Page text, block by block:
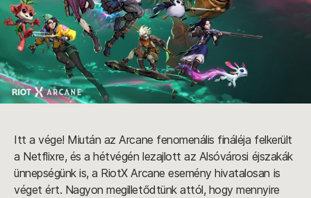
Itt a vége! Miután az Arcane fenomenális fináléja felkerült
a Netflixre, és a hétvégén lezajlott az Alsóvárosi éjszakák
ünnepségünk is, a RiotX Arcane esemény hivatalosan is
véget ért. Nagyon megilletődtünk attól, hogy mennyire